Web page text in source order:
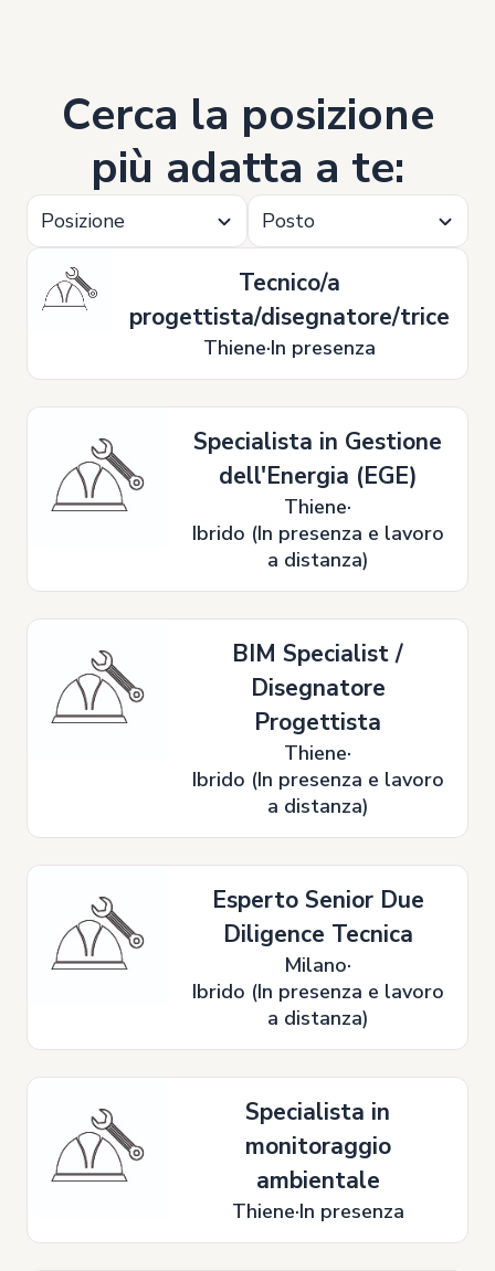
Cerca la posizione
più adatta a te:
Posizione Posto
Tecnico/a
progettista/disegnatore/trice
Thiene In presenza
Specialista in Gestione
dell'Energia (EGE)
Thiene
Ibrido (In presenza e lavoro
a distanza)
BIM Specialist /
Disegnatore
Progettista
Thiene
Ibrido (In presenza e lavoro
a distanza)
Esperto Senior Due
Diligence Tecnica
Milano
Ibrido (In presenza e lavoro
a distanza)
Specialista in
monitoraggio
ambientale
Thiene In presenza